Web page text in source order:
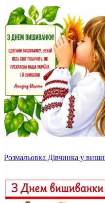
Розмальовка Дівчинка у